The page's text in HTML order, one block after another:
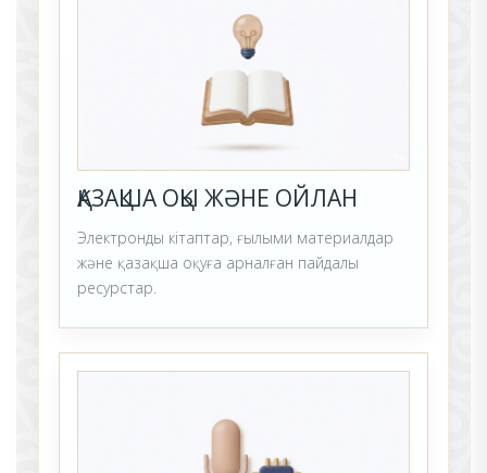
ҚАЗАҚША ОҚЫ ЖӘНЕ ОЙЛАН
Электронды кітаптар, ғылыми материалдар
және қазақша оқуға арналған пайдалы
ресурстар.